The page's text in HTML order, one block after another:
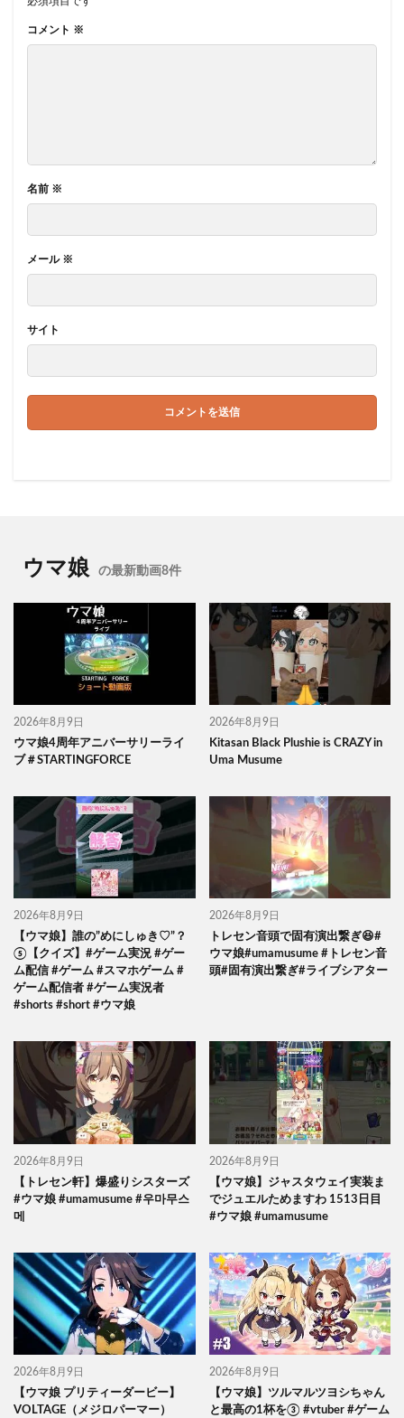
コメント ※
名前 ※
メール ※
サイト
ウマ娘 の最新動画8件
2026年8月9日
ウマ娘4周年アニバーサリーライ
ブ＃STARTINGFORCE
2026年8月9日
Kitasan Black Plushie is CRAZY in
Uma Musume
2026年8月9日
【ウマ娘】誰の”めにしゅき♡”？
⑤【クイズ】#ゲーム実況 #ゲー
ム配信 #ゲーム #スマホゲーム #
ゲーム配信者 #ゲーム実況者
#shorts #short #ウマ娘
2026年8月9日
トレセン音頭で固有演出繋ぎ😆#
ウマ娘#umamusume #トレセン音
頭#固有演出繋ぎ#ライブシアター
2026年8月9日
【トレセン軒】爆盛りシスターズ
#ウマ娘 #umamusume #우마무스
메
2026年8月9日
【ウマ娘】ジャスタウェイ実装ま
でジュエルためますわ 1513日目
#ウマ娘 #umamusume
2026年8月9日
【ウマ娘 プリティーダービー】
VOLTAGE（メジロパーマー）
2026年8月9日
【ウマ娘】ツルマルツヨシちゃん
と最高の1杯を③ #vtuber #ゲーム